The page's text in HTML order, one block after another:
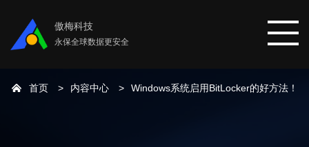
傲梅科技
永保全球数据更安全
首页首页 内容中心 Windows系统启用BitLocker的好方法！